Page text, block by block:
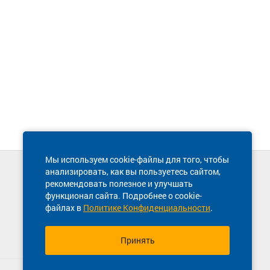
Мы используем cookie-файлы для того, чтобы
анализировать, как вы пользуетесь сайтом,
рекомендовать полезное и улучшать
функционал сайта. Подробнее о cookie-
файлах в Политике Конфиденциальности.
Принять
Техническая поддержка сайта
8 800 600-03-38